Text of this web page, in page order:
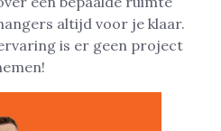
altijd voor je klaar.
is er geen project